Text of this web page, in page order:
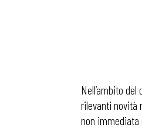
Nell’ambito
rilevanti novità
non immediata